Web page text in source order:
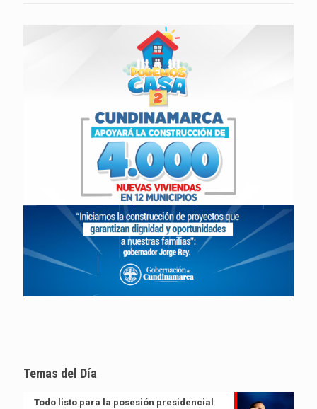
Temas del Día
Todo listo para la posesión presidencial